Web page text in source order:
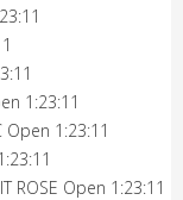
1:23:11
Open 1:23:11
ROSE Open 1:23:11